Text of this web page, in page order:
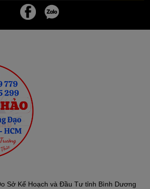
Sở Kế Hoạch và Đầu Tư tỉnh Bình Dương